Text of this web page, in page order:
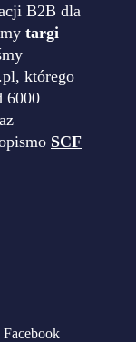
B2B dla
targi
którego
6000
SCF
Facebook